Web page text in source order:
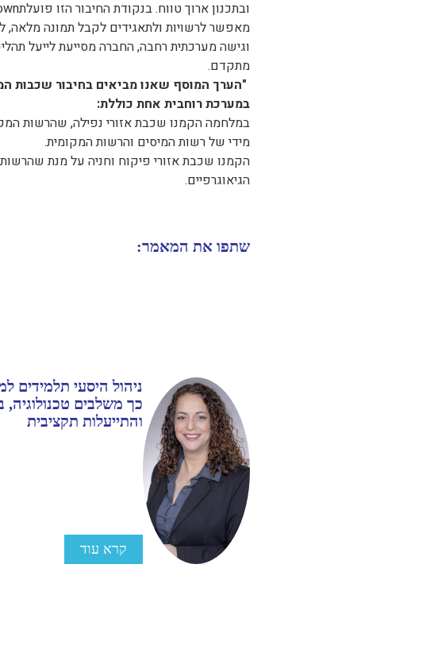
מאפשר לרשויות ולתאגידים לקבל תמונה מלאה,
וגישה מערכתית רחבה, החברה מסייעת לייעל
מתקדם.
"הערך המוסף שאנו מביאים בחיבור שכבות
במערכת רוחבית אחת כוללת:
במלחמה הקמנו שכבת אזורי נפילה, שהרשות
מידי של רשות המיסים והרשות המקומית.
הקמנו שכבת אזורי פיקוח וחניה על מנת שהרשות
הגיאוגרפיים.
שתפו את המאמר:
ניהול היסעי תלמידים
כך משלבים טכנולוגיה,
והתייעלות תקציבית
קרא עוד